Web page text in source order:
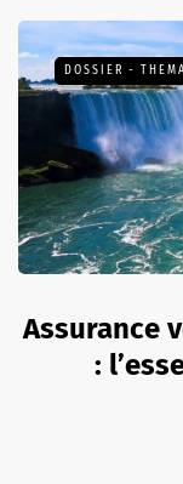
DOSSIER - THEMA
Assurance
: